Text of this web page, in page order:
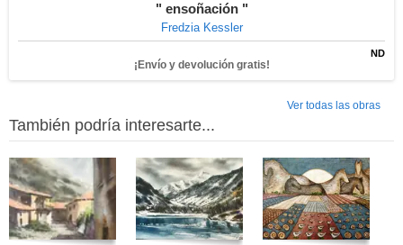
" ensoñación "
Fredzia Kessler
ND
¡Envío y devolución gratis!
Ver todas las obras
También podría interesarte...